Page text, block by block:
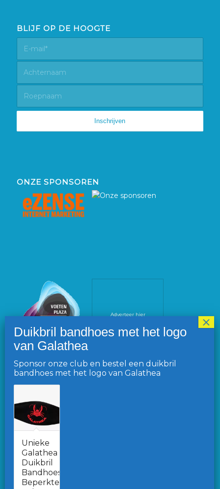
BLIJF OP DE HOOGTE
ONZE SPONSOREN
Adverteer hier
VOLG ONS OP FACEBOOK
Ga naar de Facebook pagina
Word lid van onze Facebook-gemeenschap
Sponsor onze club en bestel een duikbril
bandhoes met het logo van Galathea
Unieke
Galathea
Duikbril
Bandhoes.
Beperkte